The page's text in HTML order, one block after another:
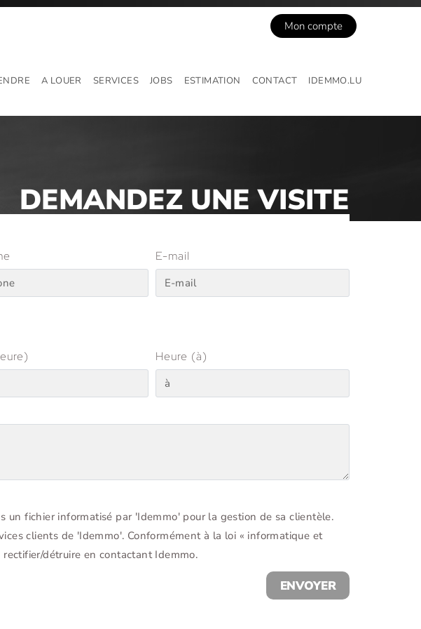
Mon compte
A LOUER SERVICES JOBS ESTIMATION CONTACT IDEMMO.LU
DEMANDEZ UNE VISITE
E-mail
Heure (à)
un fichier informatisé par 'Idemmo' pour la gestion de sa clientèle.
clients de 'Idemmo'. Conformément à la loi « informatique et
détruire en contactant Idemmo.
ENVOYER